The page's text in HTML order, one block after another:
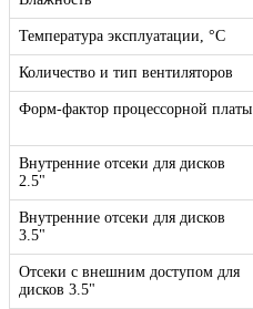
Температура эксплуатации, °C
Количество и тип вентиляторов
Форм-фактор процессорной платы
Внутренние отсеки для дисков
2.5"
Внутренние отсеки для дисков
3.5"
Отсеки с внешним доступом для
дисков 3.5"